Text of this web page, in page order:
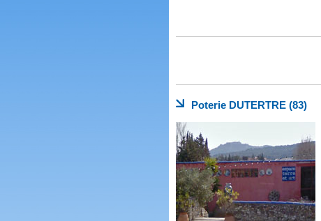
Poterie DUTERTRE (83)